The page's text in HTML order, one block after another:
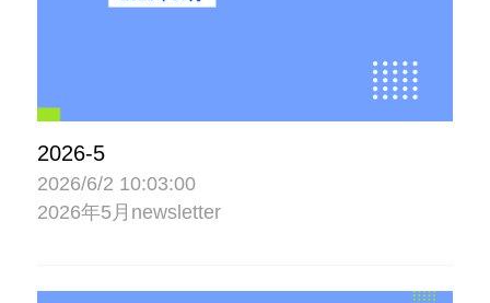
2026-5
2026/6/2 10:03:00
2026年5月newsletter